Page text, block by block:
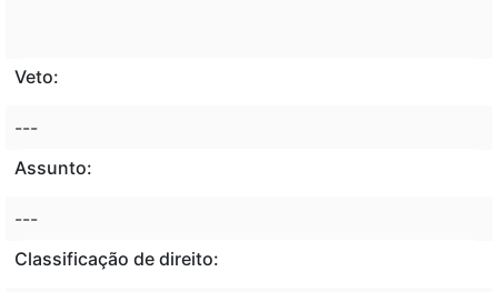
Veto:
---
Assunto:
---
Classificação de direito: